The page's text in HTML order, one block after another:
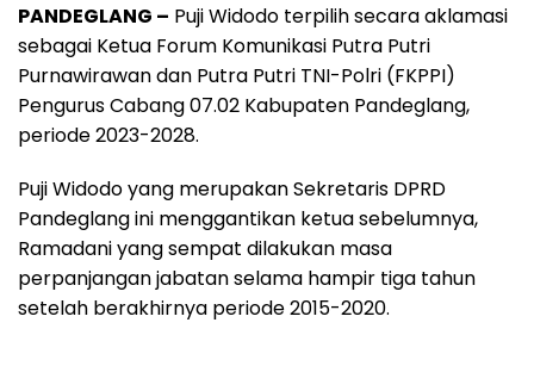
PANDEGLANG – Puji Widodo terpilih secara aklamasi
sebagai Ketua Forum Komunikasi Putra Putri
Purnawirawan dan Putra Putri TNI-Polri (FKPPI)
Pengurus Cabang 07.02 Kabupaten Pandeglang,
periode 2023-2028.
Puji Widodo yang merupakan Sekretaris DPRD
Pandeglang ini menggantikan ketua sebelumnya,
Ramadani yang sempat dilakukan masa
perpanjangan jabatan selama hampir tiga tahun
setelah berakhirnya periode 2015-2020.